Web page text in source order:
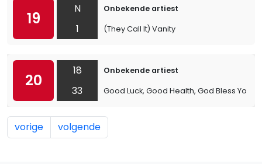
19
N
1
Onbekende artiest
(They Call It) Vanity
20
18
33
Onbekende artiest
Good Luck, Good Health, God Bless You
vorige volgende